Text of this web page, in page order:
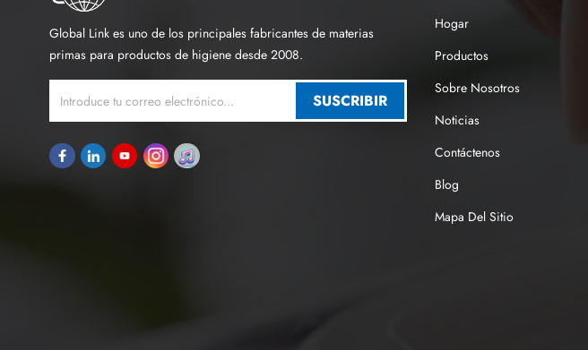
Global Link es uno de los principales fabricantes de materias
primas para productos de higiene desde 2008.
SUSCRIBIR
Hogar
Productos
Sobre Nosotros
Noticias
Contáctenos
Blog
Mapa Del Sitio